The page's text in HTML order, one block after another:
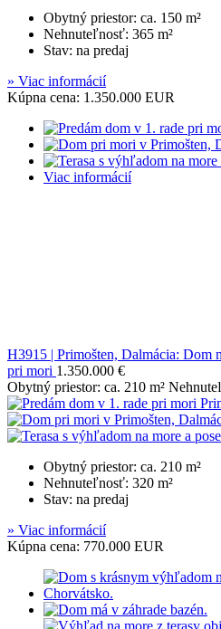
Obytný priestor: ca. 150 m²
Nehnuteľnosť: 365 m²
Stav: na predaj
» Viac informácií
Kúpna cena: 1.350.000 EUR
Viac informácií
H3915 | Primošten, Dalmácia: Dom
pri mori 1.350.000 €
Obytný priestor: ca. 210 m²
Obytný priestor: ca. 210 m²
Nehnuteľnosť: 320 m²
Stav: na predaj
» Viac informácií
Kúpna cena: 770.000 EUR